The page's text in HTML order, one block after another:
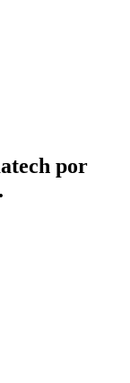
por